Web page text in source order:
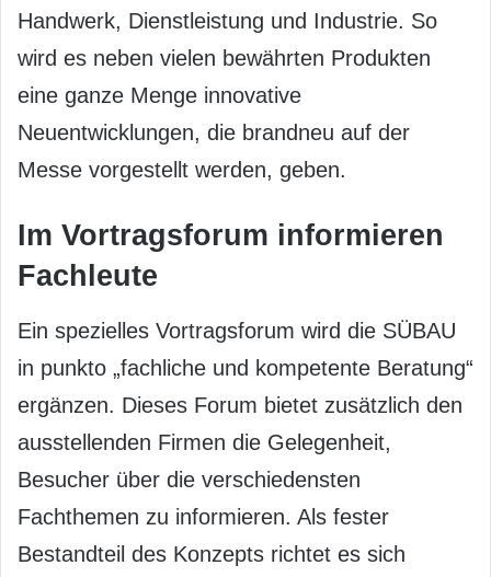
Handwerk, Dienstleistung und Industrie. So
wird es neben vielen bewährten Produkten
eine ganze Menge innovative
Neuentwicklungen, die brandneu auf der
Messe vorgestellt werden, geben.
Im Vortragsforum informieren
Fachleute
Ein spezielles Vortragsforum wird die SÜBAU
in punkto „fachliche und kompetente Beratung“
ergänzen. Dieses Forum bietet zusätzlich den
ausstellenden Firmen die Gelegenheit,
Besucher über die verschiedensten
Fachthemen zu informieren. Als fester
Bestandteil des Konzepts richtet es sich